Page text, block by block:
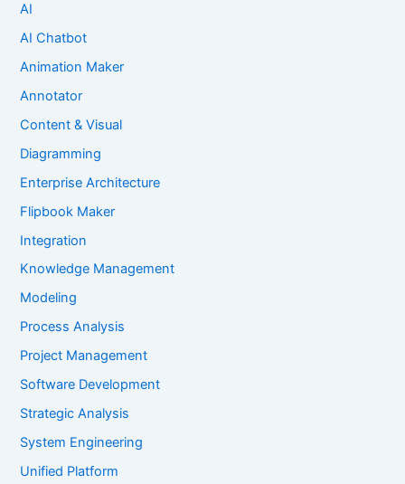
AI
AI Chatbot
Animation Maker
Annotator
Content & Visual
Diagramming
Enterprise Architecture
Flipbook Maker
Integration
Knowledge Management
Modeling
Process Analysis
Project Management
Software Development
Strategic Analysis
System Engineering
Unified Platform